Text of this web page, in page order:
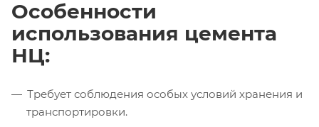
Особенности
использования цемента
НЦ:
Требует соблюдения особых условий хранения и
транспортировки.